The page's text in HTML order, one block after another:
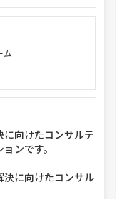
ム
向けたコンサルテ
ンです。
決に向けたコンサル